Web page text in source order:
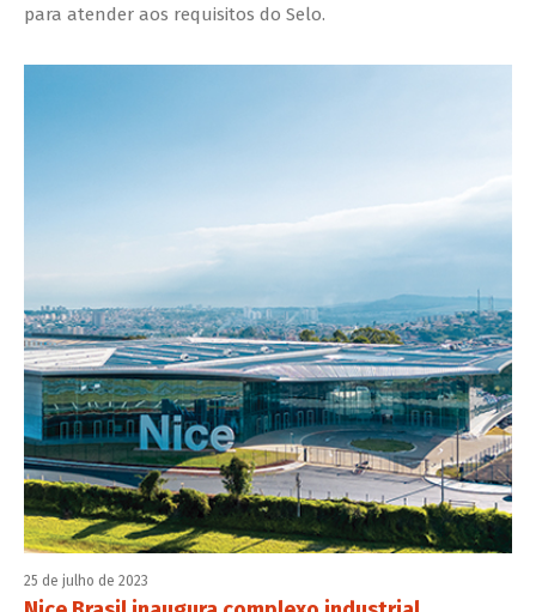
para atender aos requisitos do Selo.
25 de julho de 2023